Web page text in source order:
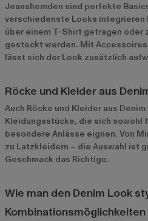
Jeanshemden sind perfekte
verschiedenste Looks integrieren
über einem T-Shirt getragen oder
gesteckt werden. Mit
lässt sich der Look zusätzlich
Röcke und Kleider aus
Auch Röcke und Kleider aus
Kleidungsstücke, die sich sowohl
besondere Anlässe eignen. Von
zu Latzkleidern – die Auswahl ist
Geschmack das Richtige.
Wie man den Denim Look